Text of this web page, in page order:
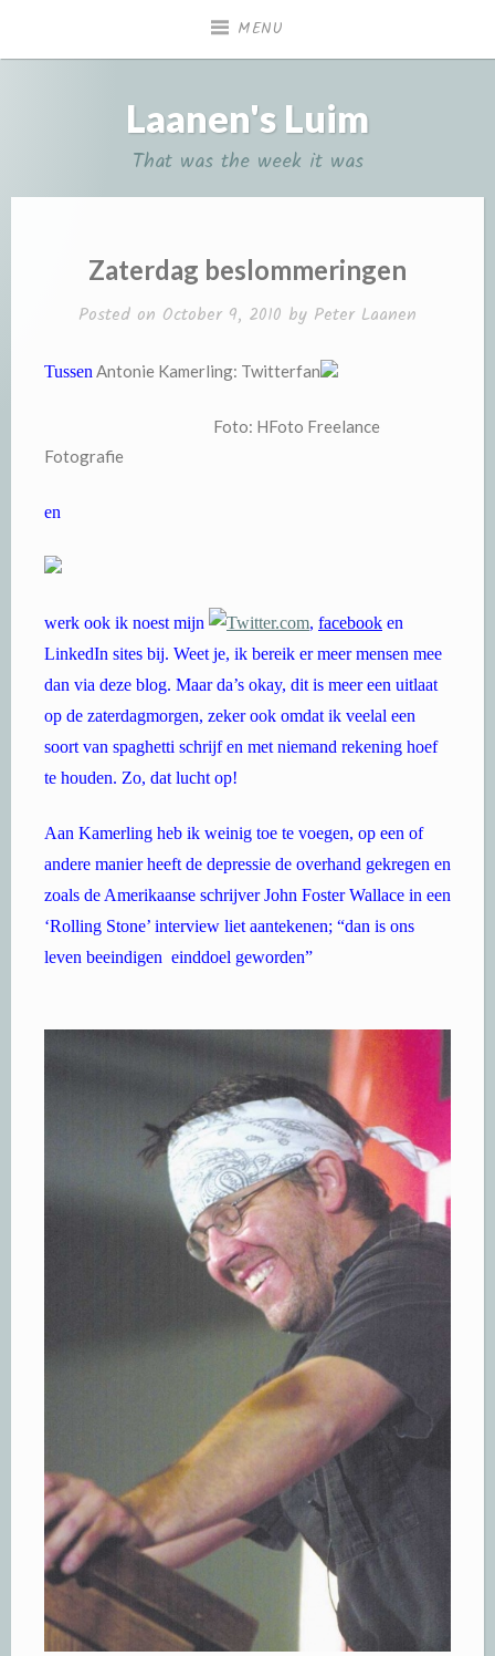
MENU
Laanen's Luim
That was the week it was
Zaterdag beslommeringen
Posted on October 9, 2010 by Peter Laanen
Tussen Antonie Kamerling: Twitterfan
Foto: HFoto Freelance
Fotografie
en
werk ook ik noest mijn , facebook en
LinkedIn sites bij. Weet je, ik bereik er meer mensen mee
dan via deze blog. Maar da’s okay, dit is meer een uitlaat
op de zaterdagmorgen, zeker ook omdat ik veelal een
soort van spaghetti schrijf en met niemand rekening hoef
te houden. Zo, dat lucht op!
Aan Kamerling heb ik weinig toe te voegen, op een of
andere manier heeft de depressie de overhand gekregen en
zoals de Amerikaanse schrijver John Foster Wallace in een
‘Rolling Stone’ interview liet aantekenen; “dan is ons
leven beeindigen einddoel geworden”